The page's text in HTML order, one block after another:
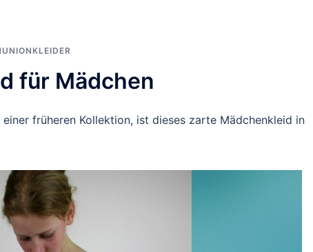
für Mädchen
früheren Kollektion, ist dieses zarte Mädchenkleid in